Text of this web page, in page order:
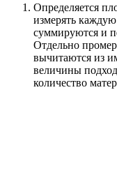
Определяется
измерять
суммируются и
Отдельно
вычитаются из
величины
количество